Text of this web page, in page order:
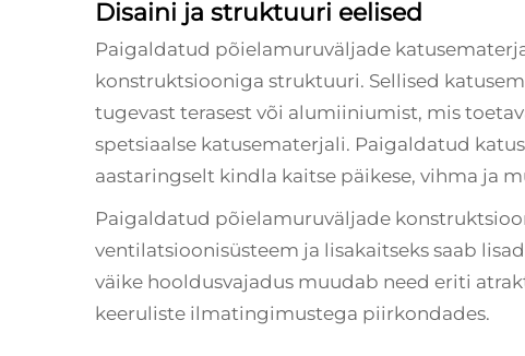
Disaini ja struktuuri eelised
Paigaldatud põielamuruväljade
konstruktsiooniga struktuuri. Sellised
tugevast terasest või alumiiniumist, mis
spetsiaalse katusematerjali. Paigaldatud
aastaringselt kindla kaitse päikese, vihma ja
Paigaldatud põielamuruväljade
ventilatsioonisüsteem ja lisakaitseks saab
väike hooldusvajadus muudab need eriti
keeruliste ilmatingimustega piirkondades.